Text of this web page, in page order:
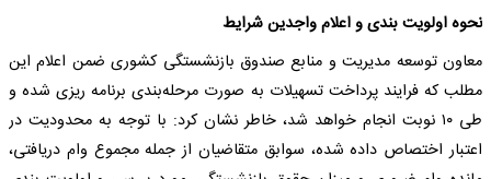
نحوه اولویت بندی و اعلام واجدین شرایط
معاون توسعه مدیریت و منابع صندوق بازنشستگی کشوری ضمن اعلام این
مطلب که فرایند پرداخت تسهیلات به صورت مرحله‌بندی برنامه ریزی شده و
طی ۱۰ نوبت انجام خواهد شد، خاطر نشان کرد: با توجه به محدودیت در
اعتبار اختصاص داده شده، سوابق متقاضیان از جمله مجموع وام دریافتی،